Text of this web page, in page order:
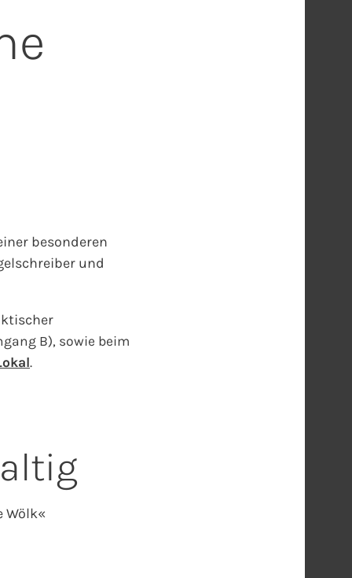
besonderen
und
B), sowie beim
.
Wölk«